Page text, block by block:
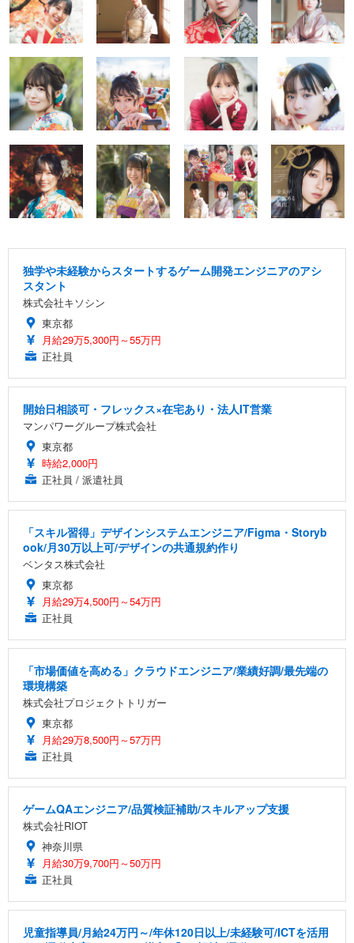
独学や未経験からスタートするゲーム開発エンジニアのアシ
スタント
株式会社キソシン
東京都
月給29万5,300円～55万円
正社員
開始日相談可・フレックス×在宅あり・法人IT営業
マンパワーグループ株式会社
東京都
時給2,000円
正社員 / 派遣社員
「スキル習得」デザインシステムエンジニア/Figma・Storyb
ook/月30万以上可/デザインの共通規約作り
ベンタス株式会社
東京都
月給29万4,500円～54万円
正社員
「市場価値を高める」クラウドエンジニア/業績好調/最先端の
環境構築
株式会社プロジェクトトリガー
東京都
月給29万8,500円～57万円
正社員
ゲームQAエンジニア/品質検証補助/スキルアップ支援
株式会社RIOT
神奈川県
月給30万9,700円～50万円
正社員
児童指導員/月給24万円～/年休120日以上/未経験可/ICTを活用